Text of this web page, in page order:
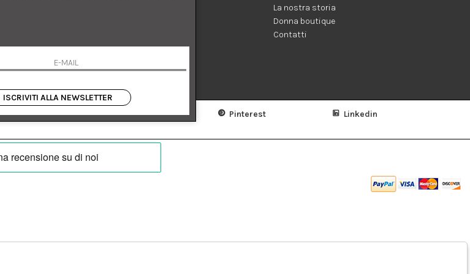
Termini e condizioni
Condizioni di vendita
Spedizione
La nostra storia
Donna boutique
Contatti
Facebook Instagram Pinterest Linkedin
ISCRIVITI ALLA NEWSLETTER